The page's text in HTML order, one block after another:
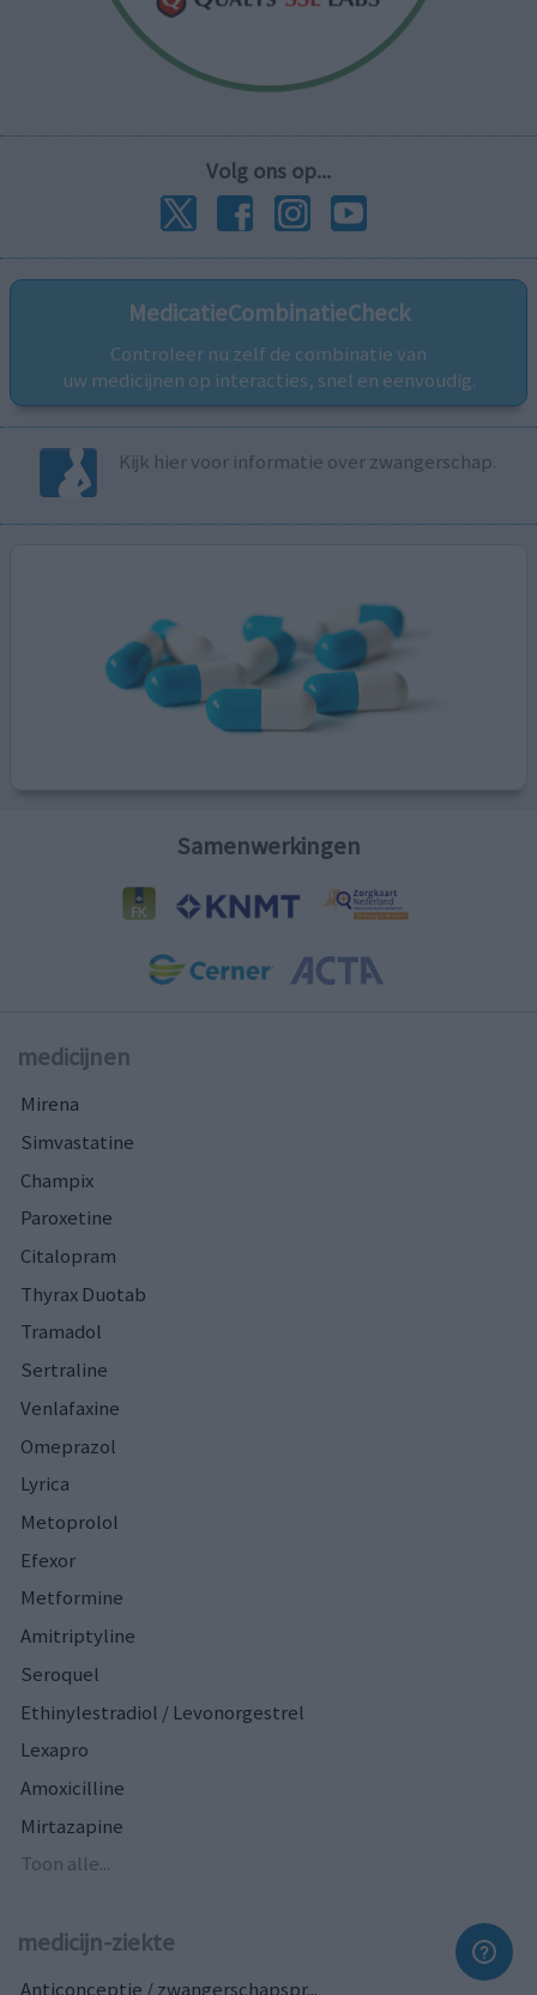
Volg ons op...
MedicatieCombinatieCheck
Controleer nu zelf de combinatie van
uw medicijnen op interacties, snel en eenvoudig.
Kijk hier voor informatie over zwangerschap.
Samenwerkingen
medicijnen
Mirena
Simvastatine
Champix
Paroxetine
Citalopram
Thyrax Duotab
Tramadol
Sertraline
Venlafaxine
Omeprazol
Lyrica
Metoprolol
Efexor
Metformine
Amitriptyline
Seroquel
Ethinylestradiol / Levonorgestrel
Lexapro
Amoxicilline
Mirtazapine
Toon alle...
medicijn-ziekte
Anticonceptie / zwangerschapspr...